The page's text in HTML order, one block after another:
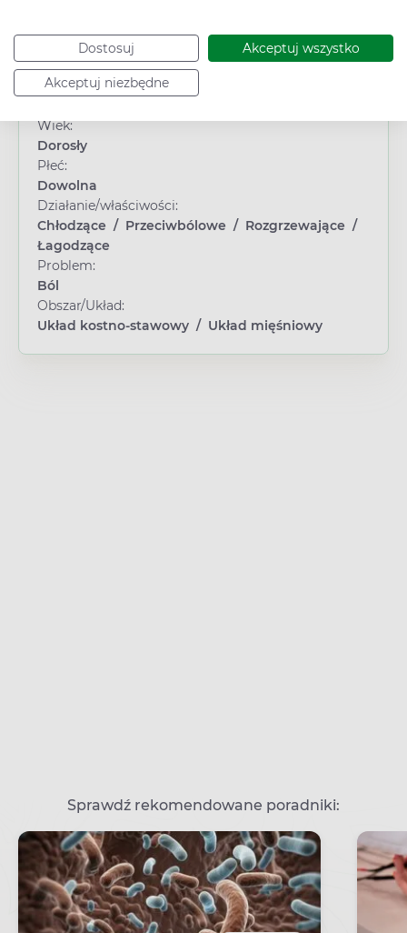
Dostosuj Akceptuj wszystko
Akceptuj niezbędne
Cechy produktu
Typ produktu:
Wiek:
Dorosły
Płeć:
Dowolna
Działanie/właściwości:
Chłodzące / Przeciwbólowe / Rozgrzewające /
Łagodzące
Problem:
Ból
Obszar/Układ:
Układ kostno-stawowy / Układ mięśniowy
Sprawdź rekomendowane poradniki: